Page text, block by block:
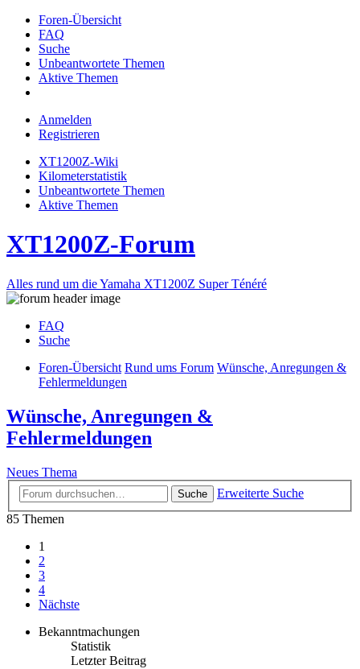
Foren-Übersicht
FAQ
Suche
Unbeantwortete Themen
Aktive Themen
Anmelden
Registrieren
XT1200Z-Wiki
Kilometerstatistik
Unbeantwortete Themen
Aktive Themen
XT1200Z-Forum
Alles rund um die Yamaha XT1200Z Super Ténéré
FAQ
Suche
Foren-Übersicht Rund ums Forum Wünsche, Anregungen &
Fehlermeldungen
Wünsche, Anregungen &
Fehlermeldungen
Neues Thema
Suche
Erweiterte Suche
85 Themen
1
2
3
4
Nächste
Bekanntmachungen
Statistik
Letzter Beitrag